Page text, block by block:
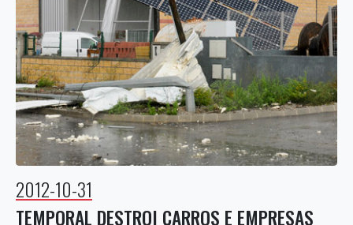
2012-10-31
TEMPORAL DESTROI CARROS E EMPRESAS